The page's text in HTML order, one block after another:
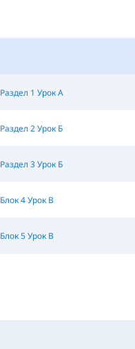
Раздел 1 Урок A
Раздел 2 Урок Б
Раздел 3 Урок Б
Блок 4 Урок B
Блок 5 Урок B